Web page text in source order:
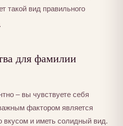
такой вид правильного
.
для фамилии
– вы чувствуете себя
фактором является
вкусом и иметь солидный вид.